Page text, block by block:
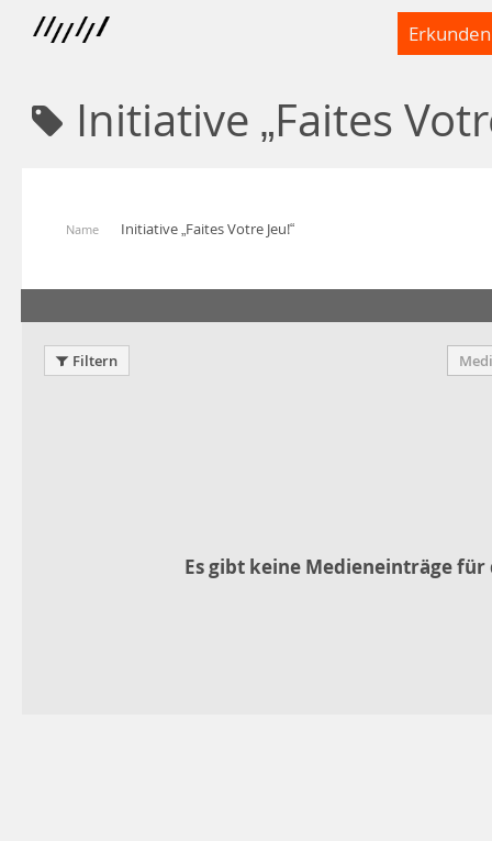
Erkunden
Initiative „Faites
Name Initiative „Faites Votre Jeu!“
Filtern
Es gibt keine Medieneinträge für